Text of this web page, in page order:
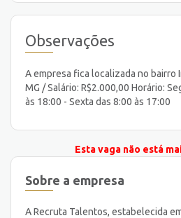
Observações
A empresa fica localizada no bairro
MG / Salário: R$2.000,00 Horário:
às 18:00 - Sexta das 8:00 às 17:00
Esta vaga não está
Sobre a empresa
A Recruta Talentos, estabelecida